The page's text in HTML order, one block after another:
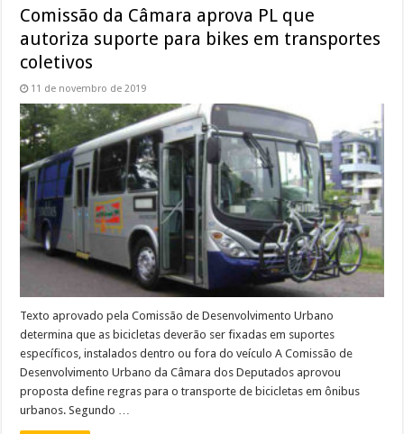
Comissão da Câmara aprova PL que
autoriza suporte para bikes em transportes
coletivos
11 de novembro de 2019
Texto aprovado pela Comissão de Desenvolvimento Urbano
determina que as bicicletas deverão ser fixadas em suportes
específicos, instalados dentro ou fora do veículo A Comissão de
Desenvolvimento Urbano da Câmara dos Deputados aprovou
proposta define regras para o transporte de bicicletas em ônibus
urbanos. Segundo …